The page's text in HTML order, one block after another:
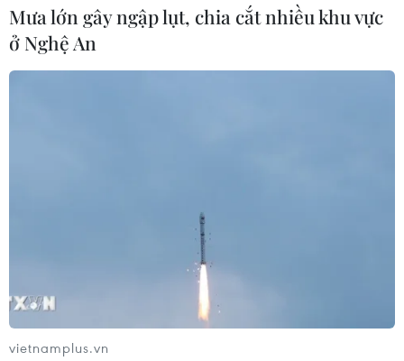
#COVID-19
#Tổ (chống) COVID cộng đồng
Theo dõi VietnamPlus
Mưa lớn gây ngập lụt, chia cắt nhiều khu vực
ở Nghệ An
vietnamplus.vn